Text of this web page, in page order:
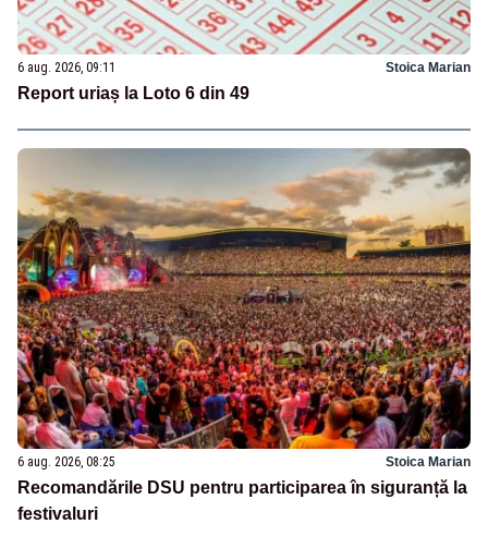
6 aug. 2026, 09:11 Stoica Marian
Report uriaș la Loto 6 din 49
6 aug. 2026, 08:25 Stoica Marian
Recomandările DSU pentru participarea în siguranță la
festivaluri